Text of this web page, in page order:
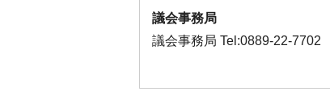
議会事務局
議会事務局 Tel:0889-22-7702